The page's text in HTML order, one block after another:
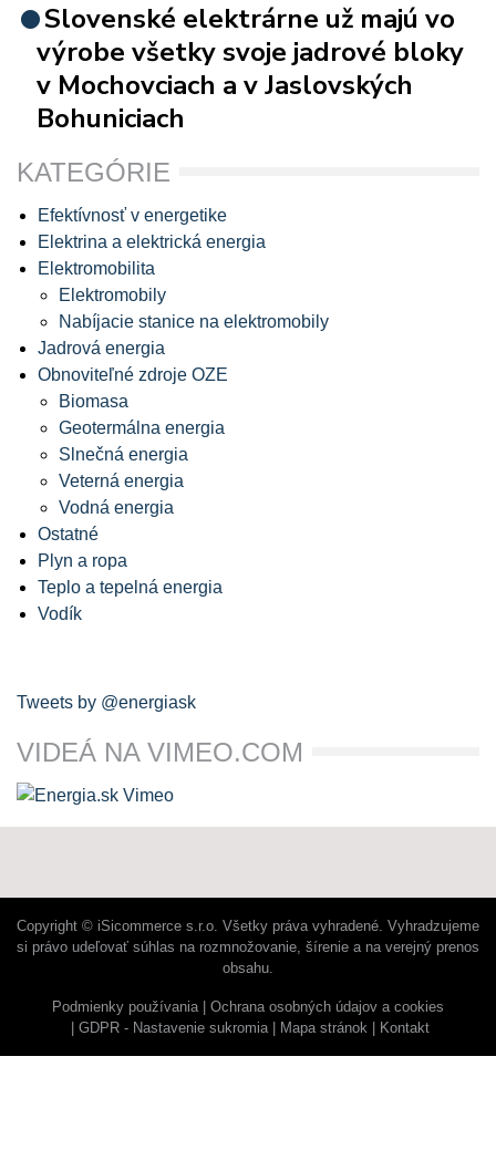
Slovenské elektrárne už majú vo
výrobe všetky svoje jadrové bloky
v Mochovciach a v Jaslovských
Bohuniciach
KATEGÓRIE
Efektívnosť v energetike
Elektrina a elektrická energia
Elektromobilita
Elektromobily
Nabíjacie stanice na elektromobily
Jadrová energia
Obnoviteľné zdroje OZE
Biomasa
Geotermálna energia
Slnečná energia
Veterná energia
Vodná energia
Ostatné
Plyn a ropa
Teplo a tepelná energia
Vodík
Tweets by @energiask
VIDEÁ NA VIMEO.COM
Copyright © iSicommerce s.r.o. Všetky práva vyhradené. Vyhradzujeme
si právo udeľovať súhlas na rozmnožovanie, šírenie a na verejný prenos
obsahu.
Podmienky používania
Ochrana osobných údajov a cookies
GDPR - Nastavenie sukromia
Mapa stránok Kontakt